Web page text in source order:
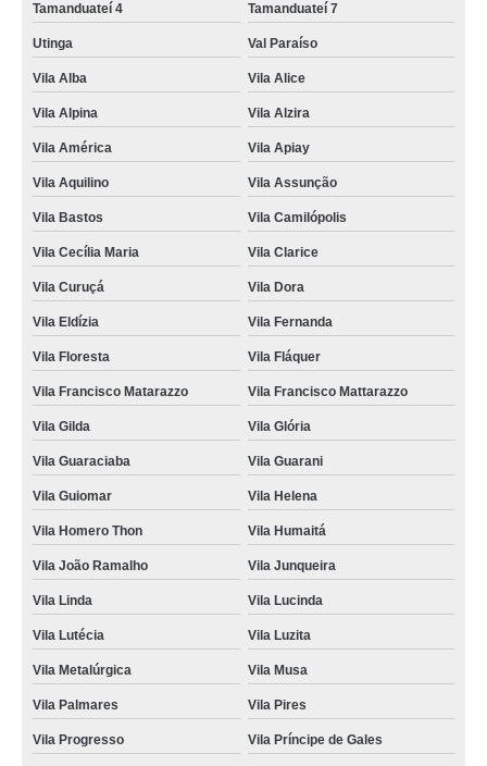
Tamanduateí 4 Tamanduateí 7
Utinga Val Paraíso
Vila Alba Vila Alice
Vila Alpina Vila Alzira
Vila América Vila Apiay
Vila Aquilino Vila Assunção
Vila Bastos Vila Camilópolis
Vila Cecília Maria Vila Clarice
Vila Curuçá Vila Dora
Vila Eldízia Vila Fernanda
Vila Floresta Vila Fláquer
Vila Francisco Matarazzo Vila Francisco Mattarazzo
Vila Gilda Vila Glória
Vila Guaraciaba Vila Guarani
Vila Guiomar Vila Helena
Vila Homero Thon Vila Humaitá
Vila João Ramalho Vila Junqueira
Vila Linda Vila Lucinda
Vila Lutécia Vila Luzita
Vila Metalúrgica Vila Musa
Vila Palmares Vila Pires
Vila Progresso Vila Príncipe de Gales